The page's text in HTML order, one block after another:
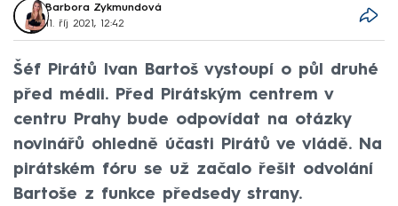
Barbora Zykmundová
11. říj 2021, 12:42
Šéf Pirátů Ivan Bartoš vystoupí o půl druhé
před médii. Před Pirátským centrem v
centru Prahy bude odpovídat na otázky
novinářů ohledně účasti Pirátů ve vládě. Na
pirátském fóru se už začalo řešit odvolání
Bartoše z funkce předsedy strany.